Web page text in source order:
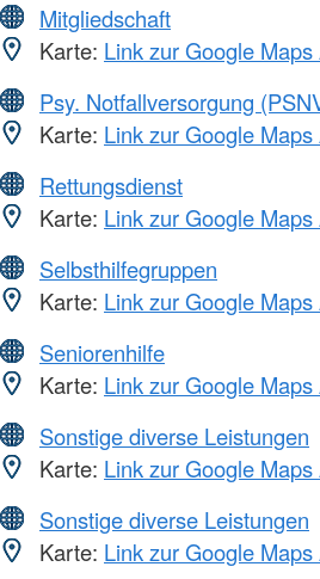
Mitgliedschaft
Karte: Link zur Google
Psy. Notfallversorgung
Karte: Link zur Google
Rettungsdienst
Karte: Link zur Google
Selbsthilfegruppen
Karte: Link zur Google
Seniorenhilfe
Karte: Link zur Google
Sonstige diverse Leistungen
Karte: Link zur Google
Sonstige diverse Leistungen
Karte: Link zur Google